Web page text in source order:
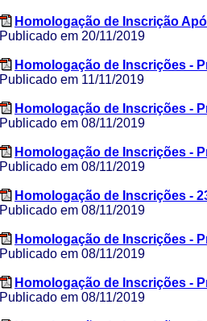
Homologação de Inscrição
Publicado em 20/11/2019
Homologação de Inscrições -
Publicado em 11/11/2019
Homologação de Inscrições -
Publicado em 08/11/2019
Homologação de Inscrições -
Publicado em 08/11/2019
Homologação de Inscrições -
Publicado em 08/11/2019
Homologação de Inscrições -
Publicado em 08/11/2019
Homologação de Inscrições -
Publicado em 08/11/2019